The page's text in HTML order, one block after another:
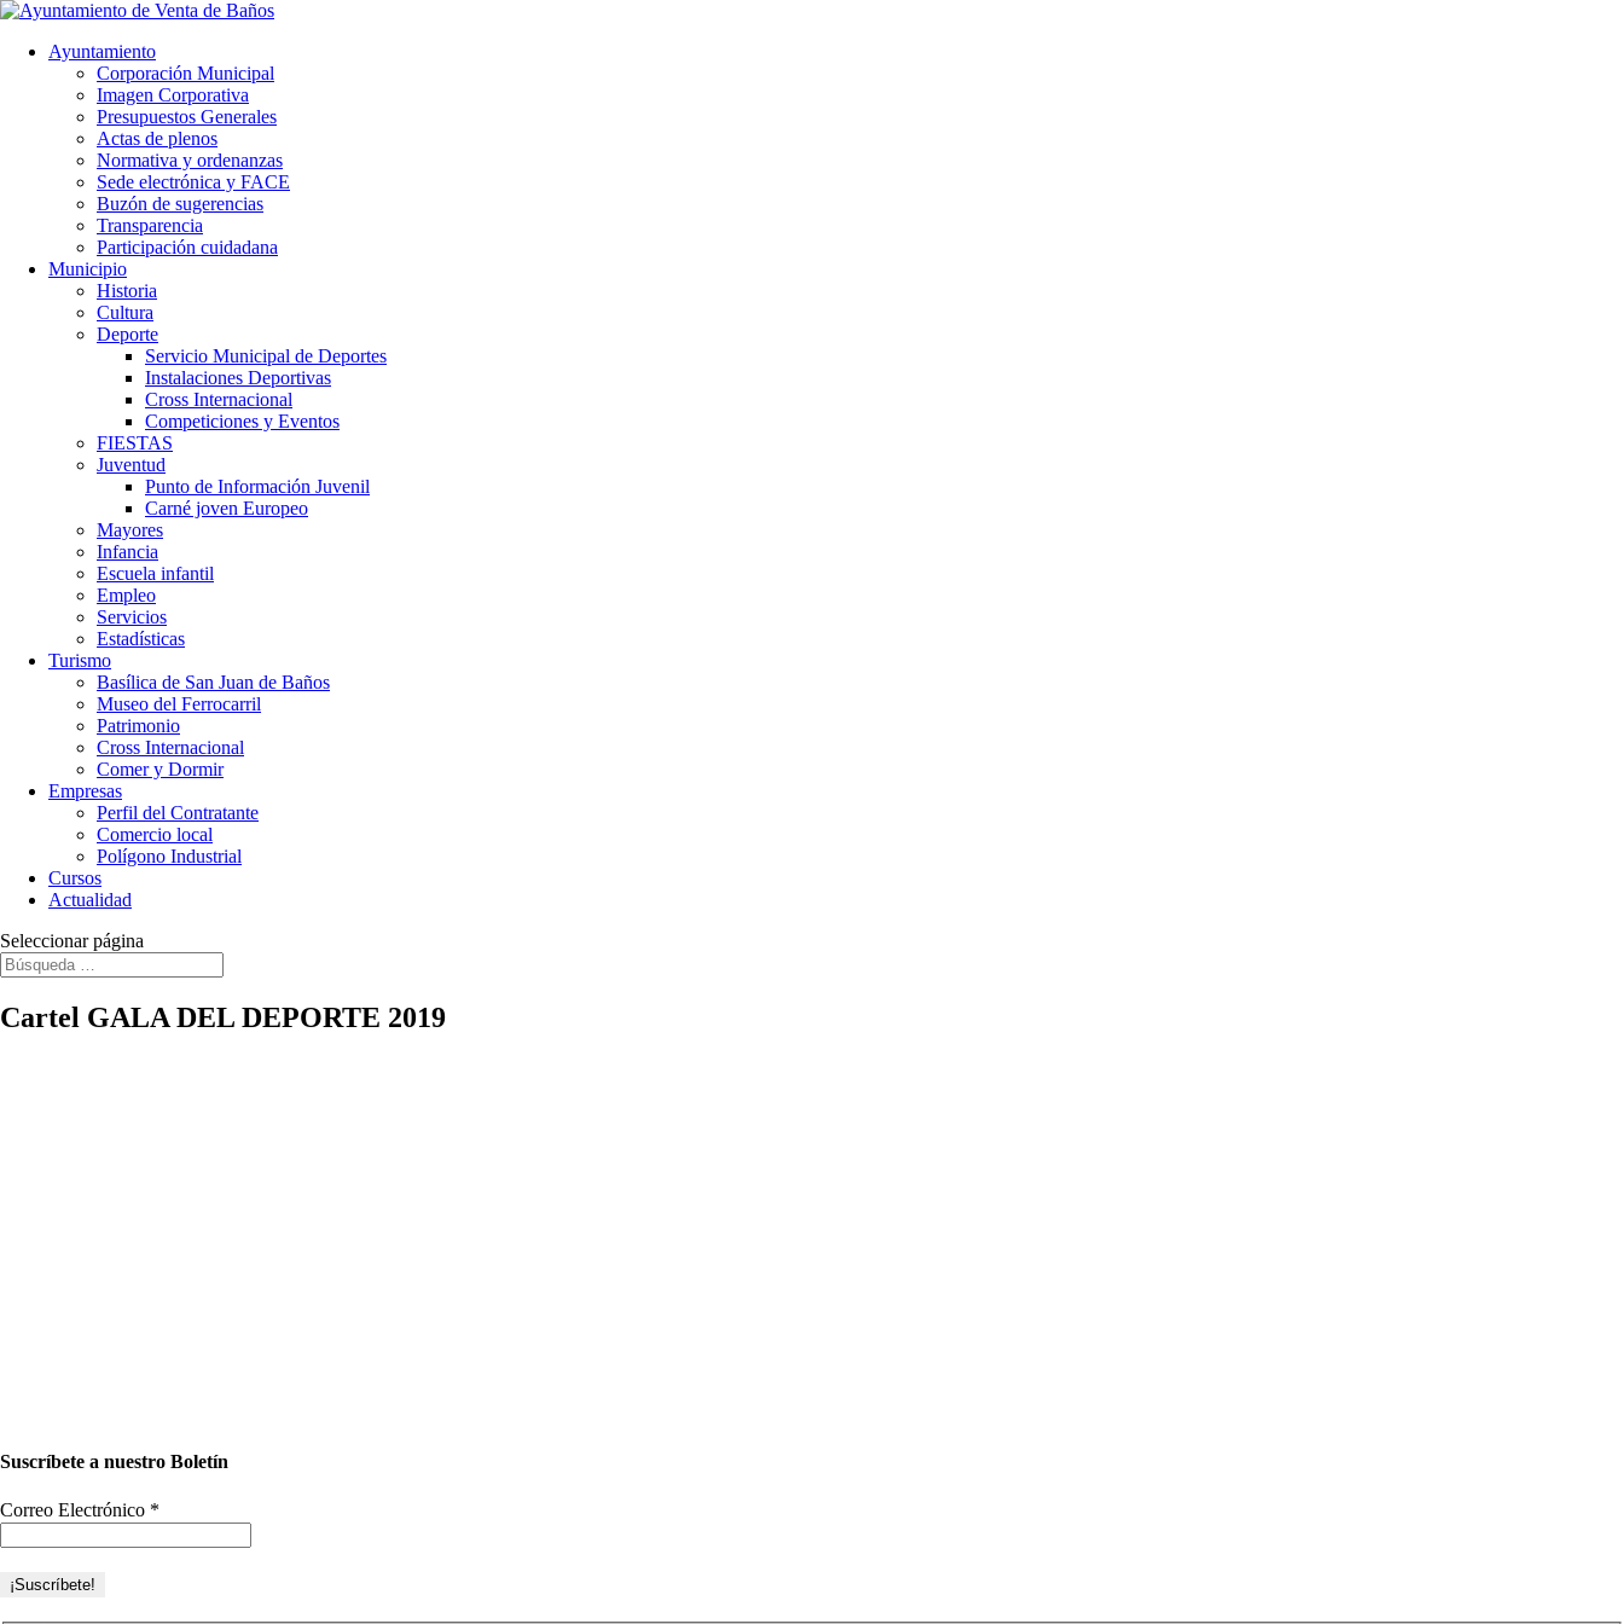
Ayuntamiento
Corporación Municipal
Imagen Corporativa
Presupuestos Generales
Actas de plenos
Normativa y ordenanzas
Sede electrónica y FACE
Buzón de sugerencias
Transparencia
Participación cuidadana
Municipio
Historia
Cultura
Deporte
Servicio Municipal de Deportes
Instalaciones Deportivas
Cross Internacional
Competiciones y Eventos
FIESTAS
Juventud
Punto de Información Juvenil
Carné joven Europeo
Mayores
Infancia
Escuela infantil
Empleo
Servicios
Estadísticas
Turismo
Basílica de San Juan de Baños
Museo del Ferrocarril
Patrimonio
Cross Internacional
Comer y Dormir
Empresas
Perfil del Contratante
Comercio local
Polígono Industrial
Cursos
Actualidad
Seleccionar página
Cartel GALA DEL DEPORTE 2019
Suscríbete a nuestro Boletín
Correo Electrónico *